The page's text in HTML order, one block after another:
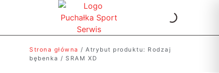
Strona główna / Atrybut produktu: Rodzaj
bębenka / SRAM XD